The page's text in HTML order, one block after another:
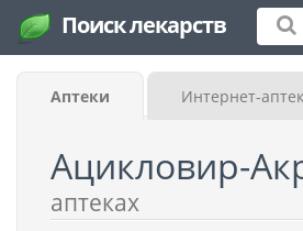
Поиск лекарств
Аптеки Интернет-
Ацикловир-
аптеках